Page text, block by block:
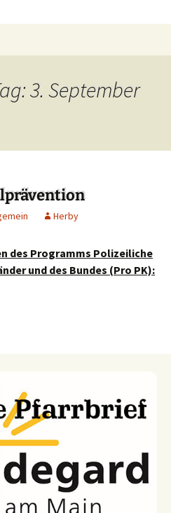
3. September
Herby
des Programms Polizeiliche
und des Bundes (Pro PK):